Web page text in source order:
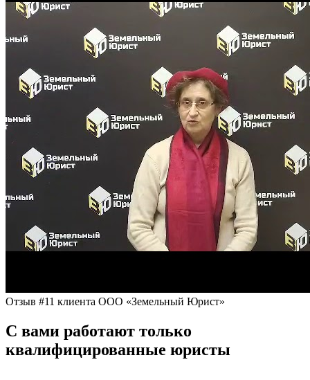
Отзыв #11 клиента ООО «Земельный Юрист»
С вами работают только
квалифицированные юристы